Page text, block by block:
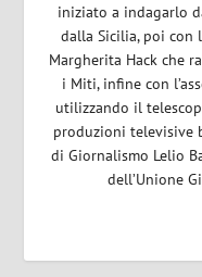
iniziato a indagarlo
dalla Sicilia, poi con
Margherita Hack che
i Miti, infine con
utilizzando il
produzioni televisive
di Giornalismo Lelio
dell’Unione